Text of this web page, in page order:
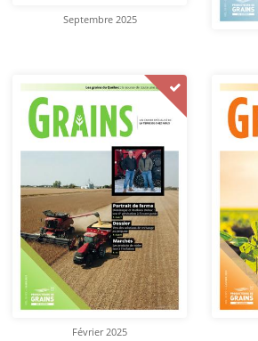
Septembre 2025
Février 2025